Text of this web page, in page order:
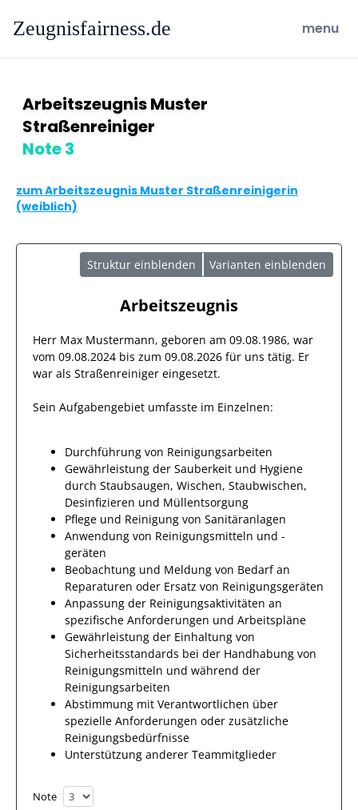
Zeugnisfairness.de open
menu
Arbeitszeugnis Muster
Straßenreiniger
Note 3
zum Arbeitszeugnis Muster Straßenreinigerin
(weiblich)
Struktur einblenden Varianten einblenden
Arbeitszeugnis
Herr Max Mustermann, geboren am 09.08.1986, war
vom 09.08.2024 bis zum 09.08.2026 für uns tätig. Er
war als Straßenreiniger eingesetzt.
Sein Aufgabengebiet umfasste im Einzelnen:
Durchführung von Reinigungsarbeiten
Gewährleistung der Sauberkeit und Hygiene
durch Staubsaugen, Wischen, Staubwischen,
Desinfizieren und Müllentsorgung
Pflege und Reinigung von Sanitäranlagen
Anwendung von Reinigungsmitteln und -
geräten
Beobachtung und Meldung von Bedarf an
Reparaturen oder Ersatz von Reinigungsgeräten
Anpassung der Reinigungsaktivitäten an
spezifische Anforderungen und Arbeitspläne
Gewährleistung der Einhaltung von
Sicherheitsstandards bei der Handhabung von
Reinigungsmitteln und während der
Reinigungsarbeiten
Abstimmung mit Verantwortlichen über
spezielle Anforderungen oder zusätzliche
Reinigungsbedürfnisse
Unterstützung anderer Teammitglieder
Note